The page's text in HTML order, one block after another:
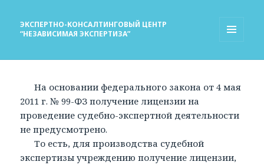
ЭКСПЕРТНО-КОНСАЛТИНГОВЫЙ ЦЕНТР
“НЕЗАВИСИМАЯ ЭКСПЕРТИЗА”
На основании федерального закона от 4 мая
2011 г. № 99-ФЗ получение лицензии на
проведение судебно-экспертной деятельности
не предусмотрено.
То есть, для производства судебной
экспертизы учреждению получение лицензии,